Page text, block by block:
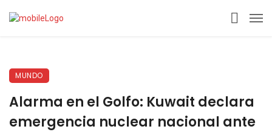
MUNDO
Alarma en el Golfo: Kuwait declara
emergencia nuclear nacional ante